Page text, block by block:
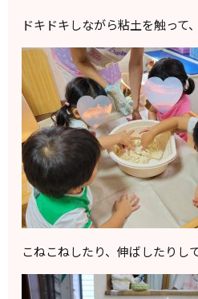
ドキドキしながら粘土を触って、
こねこねしたり、伸ばしたりし